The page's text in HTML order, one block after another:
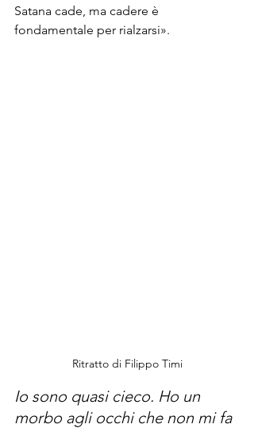
Satana cade, ma cadere è
fondamentale per rialzarsi».
Ritratto di Filippo Timi
Io sono quasi cieco. Ho un
morbo agli occhi che non mi fa